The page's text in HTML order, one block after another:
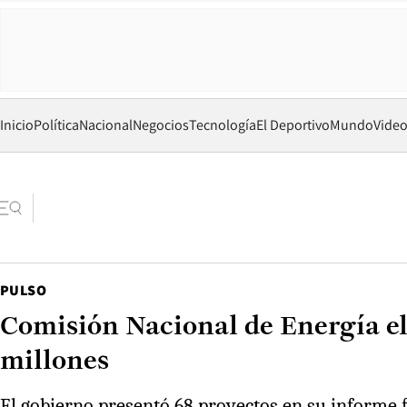
InicioPolíticaNacionalNegociosTecnologíaEl DeportivoMundo
PULSO
Comisión Nacional de Energía
millones